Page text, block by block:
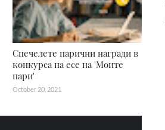
Спечелете парични награди в
конкурса на есе на 'Моите
пари'
October 20, 2021